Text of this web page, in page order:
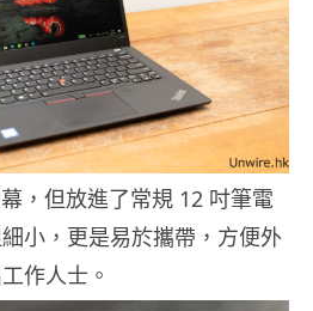
，但放進了常規 12 吋筆電
小，更是易於攜帶，方便外
作人士。